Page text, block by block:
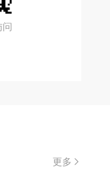
问
更多